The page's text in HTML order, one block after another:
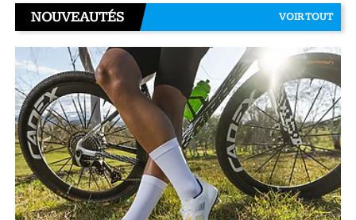
NOUVEAUTÉS VOIR TOUT